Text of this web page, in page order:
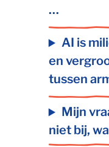
…
AI is
en
tussen
Mijn
niet bij,